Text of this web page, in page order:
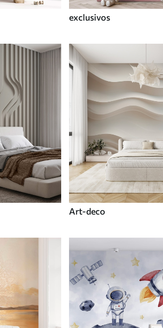
exclusivos
Art-deco